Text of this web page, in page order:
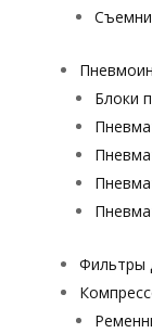
Блоки
Фильтры